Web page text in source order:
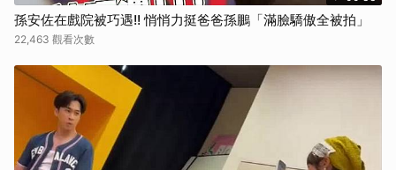
孫安佐在戲院被巧遇!! 悄悄力挺爸爸孫鵬「滿臉驕傲全被拍」
22,463 觀看次數